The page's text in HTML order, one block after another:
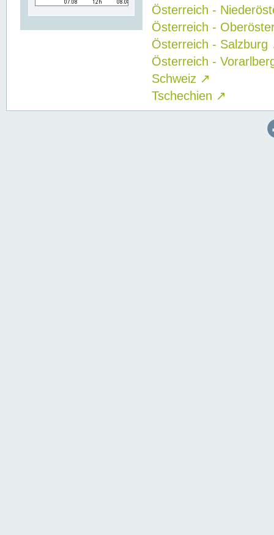
Österreich -
Österreich -
Österreich - Salzburg
Österreich -
Schweiz ↗
Tschechien ↗